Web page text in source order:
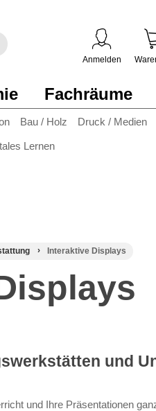
Bau / Holz Druck / Medien
Lernen
Fachräume
Anmelden
Interaktive Displays
und
und Ihre Präsentationen